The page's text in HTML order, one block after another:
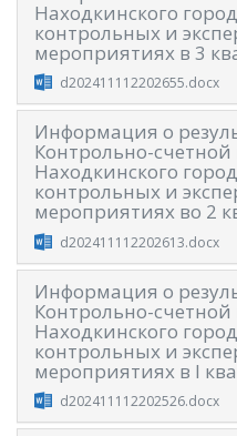
Находкинского
контрольных и
мероприятиях в 3
d202411112202655.docx
Информация о
Контрольно-счетной
Находкинского
контрольных и
мероприятиях во 2
d202411112202613.docx
Информация о
Контрольно-счетной
Находкинского
контрольных и
мероприятиях в I
d202411112202526.docx